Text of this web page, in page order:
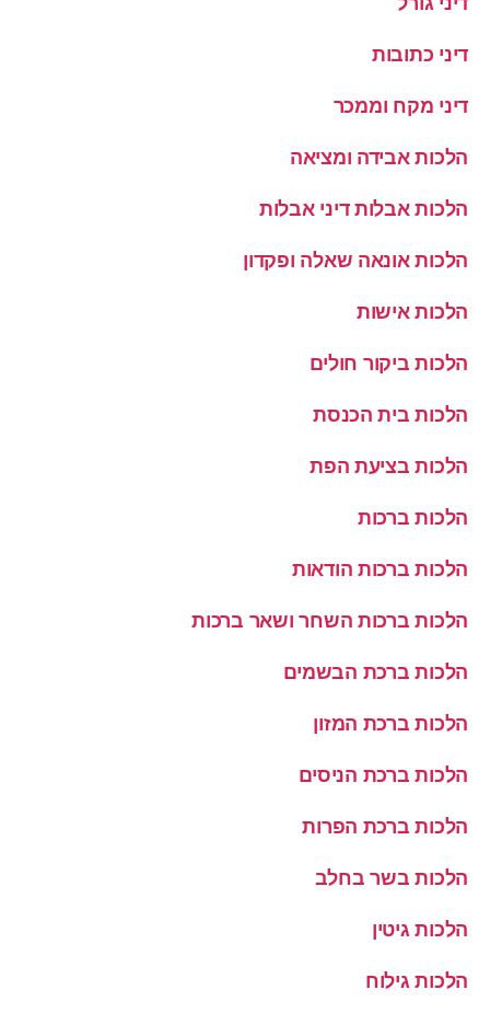
דיני כתובות
דיני מקח וממכר
הלכות אבידה ומציאה
הלכות אבלות דיני אבלות
הלכות אונאה שאלה ופקדון
הלכות אישות
הלכות ביקור חולים
הלכות בית הכנסת
הלכות בציעת הפת
הלכות ברכות
הלכות ברכות הודאות
הלכות ברכות השחר ושאר ברכות
הלכות ברכת הבשמים
הלכות ברכת המזון
הלכות ברכת הניסים
הלכות ברכת הפרות
הלכות בשר בחלב
הלכות גיטין
הלכות גילוח